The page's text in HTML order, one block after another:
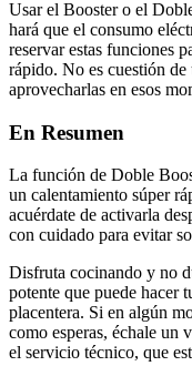
Usar el Booster o el
hará que el consumo
reservar estas funciones
rápido. No es cuestión
aprovecharlas en esos
En Resumen
La función de Doble
un calentamiento súper
acuérdate de activarla
con cuidado para evitar
Disfruta cocinando y no
potente que puede hacer
placentera. Si en algún
como esperas, échale un
el servicio técnico, que